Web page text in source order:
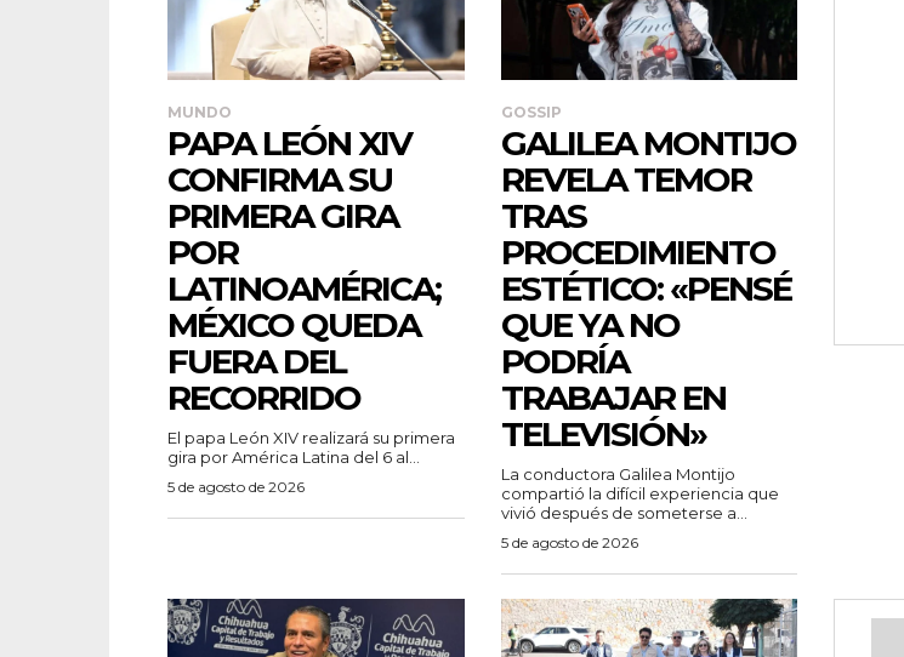
MUNDO
PAPA LEÓN XIV
CONFIRMA SU
PRIMERA GIRA
POR
LATINOAMÉRICA;
MÉXICO QUEDA
FUERA DEL
RECORRIDO
El papa León XIV realizará su primera
gira por América Latina del 6 al...
5 de agosto de 2026
GOSSIP
GALILEA MONTIJO
REVELA TEMOR
TRAS
PROCEDIMIENTO
ESTÉTICO: «PENSÉ
QUE YA NO
PODRÍA
TRABAJAR EN
TELEVISIÓN»
La conductora Galilea Montijo
compartió la difícil experiencia que
vivió después de someterse a...
5 de agosto de 2026